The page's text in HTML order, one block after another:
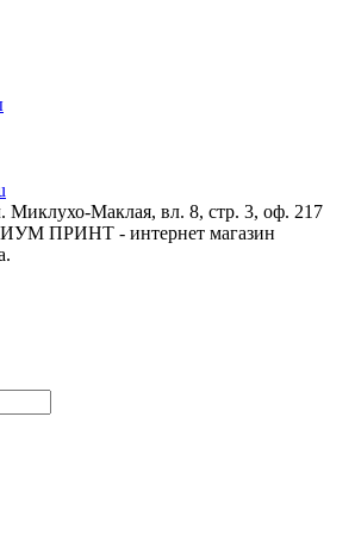
Миклухо-Маклая, вл. 8, стр. 3, оф. 217
ПРИНТ - интернет магазин